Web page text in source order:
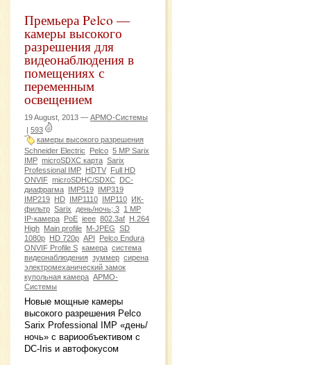
Премьера Pelco —
камеры высокого
разрешения для
видеонаблюдения в
помещениях с
переменным
освещением
19 August, 2013 — АРМО-Системы
| 593
камеры высокого разрешения
Schneider Electric
Pelco 5 МР Sarix
IMP microSDXC карта Sarix
Professional IMP HDTV Full HD
ONVIF microSDНС/SDХС DC-
диафрагма IMP519 IMP319
IMP219 HD IMP1110 IMP110 ИК-
фильтр Sarix день/ночь; 3 1 МР
IP-камера PоE ieee 802.3af H.264
High Main profile M-JPEG SD
1080р HD 720р API
Pelco Endura
ONVIF Profile S камера система
видеонаблюдения зуммер сирена
электромеханический замок
купольная камера АРМО-
Системы
Новые мощные камеры
высокого разрешения Pelco
Sarix Professional IMP «день/
ночь» с вариообъективом с
DC-Iris и автофокусом